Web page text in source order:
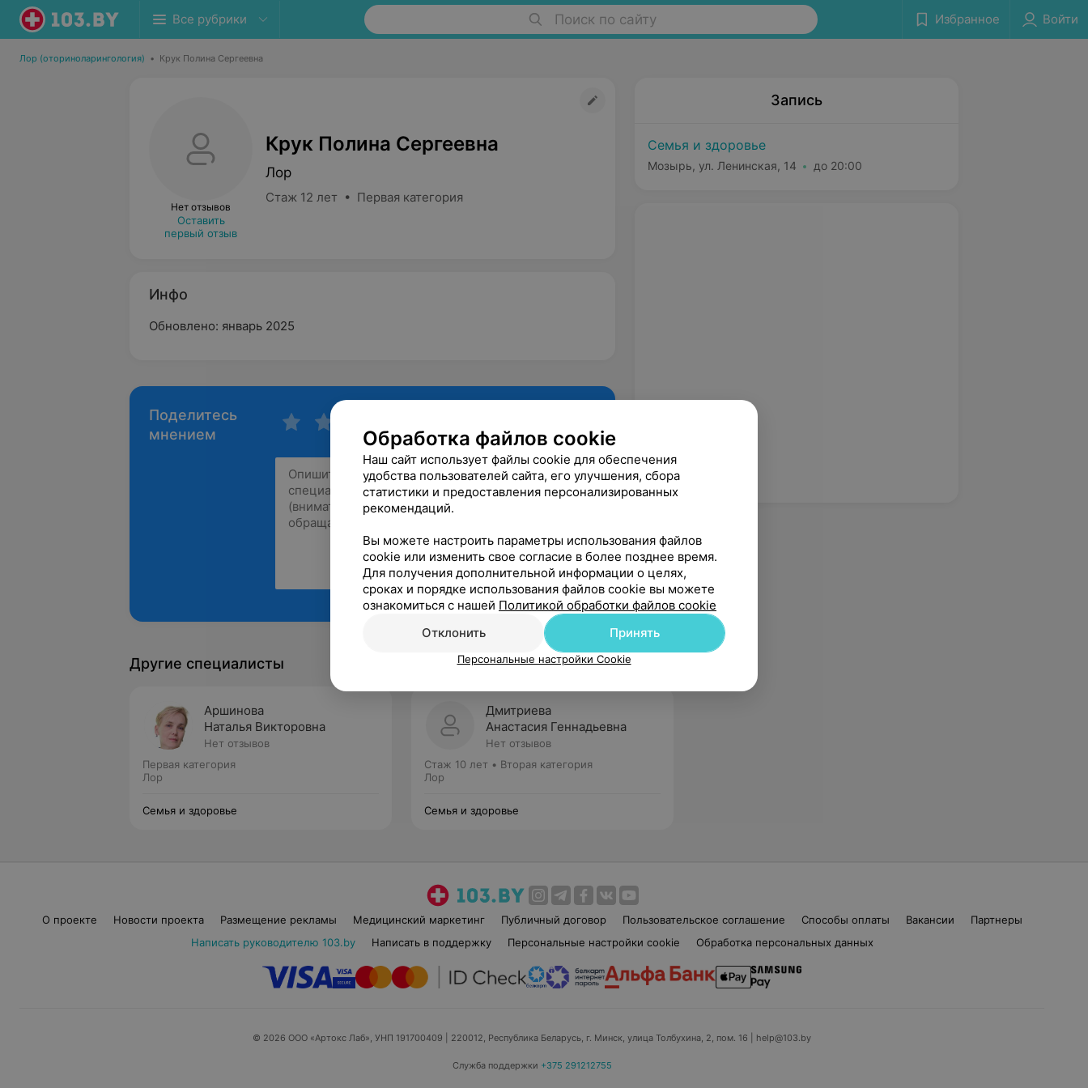
Все рубрики Поиск по сайту Избранное Войти
Лор (оториноларингология) • Крук Полина Сергеевна
Нет отзывов
Оставить
первый отзыв
Крук Полина Сергеевна
Лор
Стаж 12 лет • Первая категория
Инфо
Обновлено: январь 2025
Поделитесь
мнением
Рекомендую
Запись
Семья и здоровье
Мозырь, ул. Ленинская, 14 до 20:00
Другие специалисты
Аршинова
Наталья Викторовна
Нет отзывов
Первая категория
Лор
Семья и здоровье
Дмитриева
Анастасия Геннадьевна
Нет отзывов
Стаж 10 лет • Вторая категория
Лор
Семья и здоровье
О проекте Новости проекта Размещение рекламы Медицинский маркетинг Публичный договор Пользовательское соглашение Способы оплаты Вакансии
Партнеры
Написать руководителю 103.by
Написать в поддержку Персональные настройки cookie Обработка персональных данных
© 2026 ООО «Артокс Лаб», УНП 191700409 | 220012, Республика Беларусь, г. Минск, улица Толбухина, 2, пом. 16 | help@103.by
Служба поддержки +375 291212755
Обработка файлов cookie
Наш сайт использует файлы cookie для обеспечения
удобства пользователей сайта, его улучшения, сбора
статистики и предоставления персонализированных
рекомендаций.
Вы можете настроить параметры использования файлов
cookie или изменить свое согласие в более позднее время.
Для получения дополнительной информации о целях,
сроках и порядке использования файлов cookie вы можете
ознакомиться с нашей Политикой обработки файлов cookie
Отклонить
Принять
Персональные настройки Cookie